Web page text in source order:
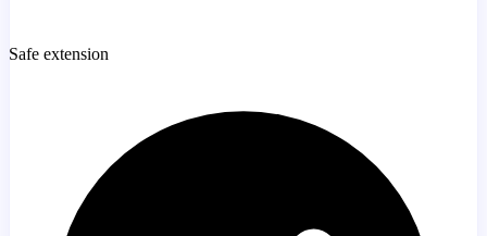
Safe extension